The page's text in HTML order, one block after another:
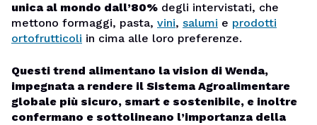
unica al mondo dall’80% degli intervistati, che
mettono formaggi, pasta, vini, salumi e prodotti
ortofrutticoli in cima alle loro preferenze.
Questi trend alimentano la vision di Wenda,
impegnata a rendere il Sistema Agroalimentare
globale più sicuro, smart e sostenibile, e inoltre
confermano e sottolineano l’importanza della